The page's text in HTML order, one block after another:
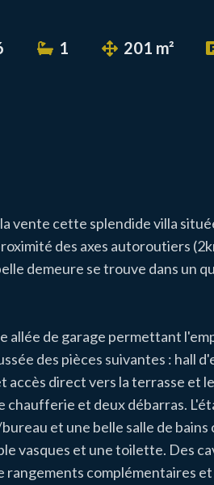
1 201 m²
vente cette splendide villa
des axes autoroutiers
demeure se trouve dans un
allée de garage permettant
des pièces suivantes : hall
accès direct vers la terrasse et
chaufferie et deux débarras.
et une belle salle de bains
vasques et une toilette. Des
rangements complémentaires